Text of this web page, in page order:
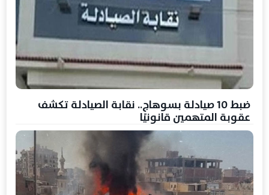
ضبط 10 صيادلة بسوهاج.. نقابة الصيادلة تكشف
عقوبة المتهمين قانونيًا